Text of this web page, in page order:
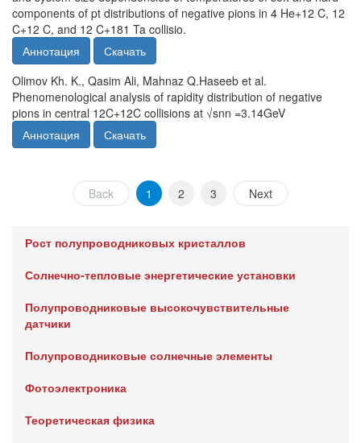
components of pt distributions of negative pions in 4 He+12 C, 12
C+12 C, and 12 C+181 Ta collisio.
Аннотация
Скачать
Olimov Kh. K., Qasim Ali, Mahnaz Q.Haseeb et al.
Phenomenological analysis of rapidity distribution of negative
pions in central 12C+12C collisions at √snn =3.14GeV
Аннотация
Скачать
Back 1 2 3 Next
Рост полупроводниковых кристаллов
Солнечно-тепловые энергетические установки
Полупроводниковые высокочувствительные
датчики
Полупроводниковые солнечные элементы
Фотоэлектроника
Теоретическая физика